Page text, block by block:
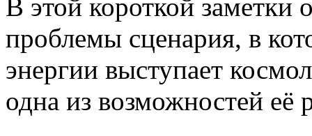
В этой короткой заметки
проблемы сценария, в
энергии выступает
одна из возможностей её